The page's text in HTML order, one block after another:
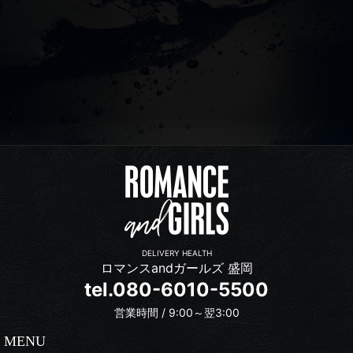
DELIVERY HEALTH
ロマンスandガールズ 盛岡
tel.080-6010-5500
営業時間 / 9:00～翌3:00
MENU